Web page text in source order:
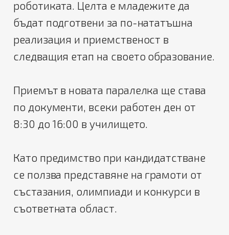
роботиката. Целта е младежите да
бъдат подготвени за по-нататъшна
реализация и приемственост в
следващия етап на своето образование.
Приемът в новата паралелка ще става
по документи, всеки работен ден от
8:30 до 16:00 в училището.
Като предимство при кандидатстване
се ползва представяне на грамоти от
състазания, олимпиади и конкурси в
съответната област.